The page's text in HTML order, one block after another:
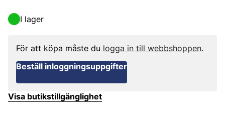
I lager
För att köpa måste du logga in till webbshoppen.
Beställ inloggningsuppgifter
Visa butikstillgänglighet